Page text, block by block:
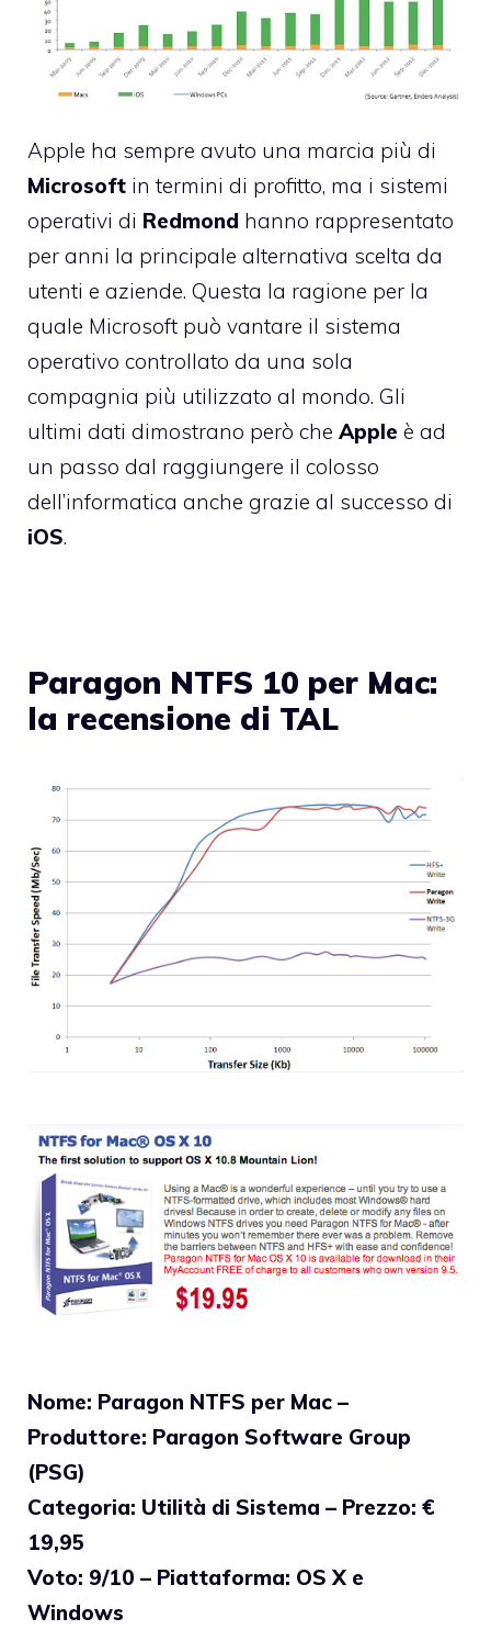
Apple ha sempre avuto una marcia più di
Microsoft in termini di profitto, ma i sistemi
operativi di Redmond hanno rappresentato
per anni la principale alternativa scelta da
utenti e aziende. Questa la ragione per la
quale Microsoft può vantare il sistema
operativo controllato da una sola
compagnia più utilizzato al mondo. Gli
ultimi dati dimostrano però che Apple è ad
un passo dal raggiungere il colosso
dell’informatica anche grazie al successo di
iOS.
Paragon NTFS 10 per Mac:
la recensione di TAL
Nome: Paragon NTFS per Mac –
Produttore: Paragon Software Group
(PSG)
Categoria: Utilità di Sistema – Prezzo: €
19,95
Voto: 9/10 – Piattaforma: OS X e
Windows